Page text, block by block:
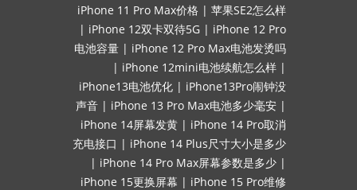
iPhone 11 Pro Max价格 | 苹果SE2怎么样
| iPhone 12双卡双待5G | iPhone 12 Pro
电池容量 | iPhone 12 Pro Max电池发烫吗
| iPhone 12mini电池续航怎么样 |
iPhone13电池优化 | iPhone13Pro闹钟没
声音 | iPhone 13 Pro Max电池多少毫安 |
iPhone 14屏幕发黄 | iPhone 14 Pro取消
充电接口 | iPhone 14 Plus尺寸大小是多少
| iPhone 14 Pro Max屏幕参数是多少 |
iPhone 15更换屏幕 | iPhone 15 Pro维修